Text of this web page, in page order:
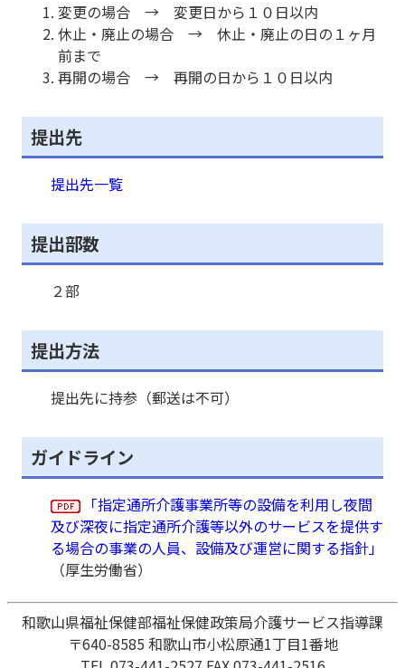
変更の場合 → 変更日から１０日以内
休止・廃止の場合 → 休止・廃止の日の１ヶ月
前まで
再開の場合 → 再開の日から１０日以内
提出先
提出先一覧
提出部数
２部
提出方法
提出先に持参（郵送は不可）
ガイドライン
「指定通所介護事業所等の設備を利用し夜間
及び深夜に指定通所介護等以外のサービスを提供す
る場合の事業の人員、設備及び運営に関する指針」
（厚生労働省）
和歌山県福祉保健部福祉保健政策局介護サービス指導課
〒640-8585 和歌山市小松原通1丁目1番地